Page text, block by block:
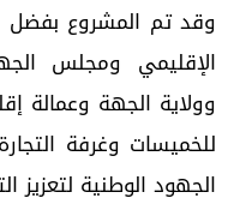
وقد تم المشروع بفضل
الإقليمي ومجلس
وولاية الجهة وعمالة
للخميسات وغرفة
الجهود الوطنية لتعزيز